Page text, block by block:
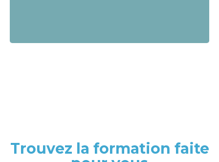
Trouvez la formation faite